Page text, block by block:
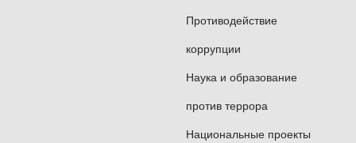
Противодействие
коррупции
Наука и образование
против террора
Национальные проекты